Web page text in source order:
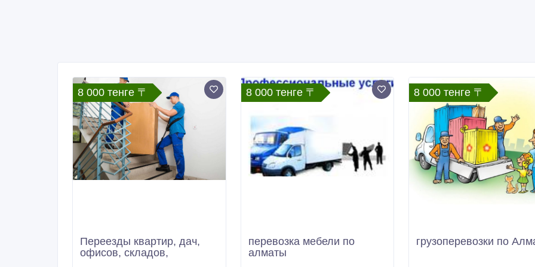
8 000 тенге 〒
Переезды квартир, дач,
офисов, складов,
8 000 тенге 〒
перевозка мебели по
алматы
8 000 тенге 〒
грузоперевозки по